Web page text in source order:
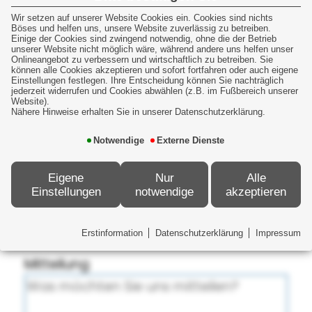
Wir setzen auf unserer Website Cookies ein. Cookies sind nichts
Böses und helfen uns, unsere Website zuverlässig zu betreiben.
Einige der Cookies sind zwingend notwendig, ohne die der Betrieb
unserer Website nicht möglich wäre, während andere uns helfen unser
Onlineangebot zu verbessern und wirtschaftlich zu betreiben. Sie
können alle Cookies akzeptieren und sofort fortfahren oder auch eigene
Einstellungen festlegen. Ihre Entscheidung können Sie nachträglich
jederzeit widerrufen und Cookies abwählen (z.B. im Fußbereich unserer
Website).
Nähere Hinweise erhalten Sie in unserer Datenschutzerklärung.
Notwendige Externe Dienste
Eigene
Einstellungen
Nur
notwendige
Alle
akzeptieren
Erstinformation Datenschutzerklärung Impressum
Nein
Ihre Telefonnummer
Beratungstermin
Wünschen Sie einen Beratungstermin?
Wünschen Sie einen Beratungstermin?
Nein
Ihre Mitteilung an uns
Mitteilung